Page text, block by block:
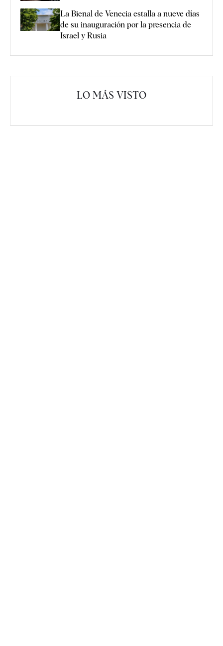
La Bienal de Venecia estalla a nueve días
de su inauguración por la presencia de
Israel y Rusia
LO MÁS VISTO